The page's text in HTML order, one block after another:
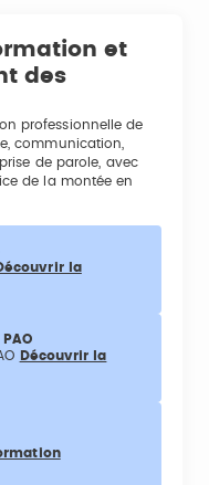
et
des
professionnelle de
communication,
de parole, avec
de la montée en
la
Découvrir la